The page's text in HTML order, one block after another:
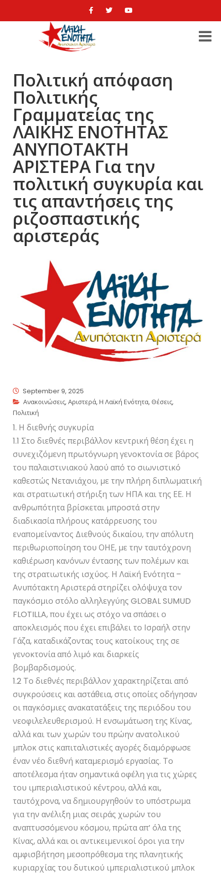
Πολιτική απόφαση
Πολιτικής
Γραμματείας της
ΛΑΙΚΗΣ ΕΝΟΤΗΤΑΣ
ΑΝΥΠΟΤΑΚΤΗ
ΑΡΙΣΤΕΡΑ Για την
πολιτική συγκυρία και
τις απαντήσεις της
ριζοσπαστικής
αριστεράς
September 9, 2025
Ανακοινώσεις,Αριστερά,Η Λαϊκή Ενότητα, Θέσεις,
Πολιτική
1. Η διεθνής συγκυρία
1.1 Στο διεθνές περιβάλλον κεντρική θέση έχει η
συνεχιζόμενη πρωτόγνωρη γενοκτονία σε βάρος
του παλαιστινιακού λαού από το σιωνιστικό
καθεστώς Νετανιάχου, με την πλήρη διπλωματική
και στρατιωτική στήριξη των ΗΠΑ και της ΕΕ. Η
ανθρωπότητα βρίσκεται μπροστά στην
διαδικασία πλήρους κατάρρευσης του
εναπομείναντος Διεθνούς δικαίου, την απόλυτη
περιθωριοποίηση του ΟΗΕ, με την ταυτόχρονη
καθιέρωση κανόνων έντασης των πολέμων και
της στρατιωτικής ισχύος. Η Λαϊκή Ενότητα –
Ανυπότακτη Αριστερά στηρίζει ολόψυχα τον
παγκόσμιο στόλο αλληλεγγύης GLOBAL SUMUD
FLOTILLA, που έχει ως στόχο να σπάσει ο
αποκλεισμός που έχει επιβάλει το Ισραήλ στην
Γάζα, καταδικάζοντας τους κατοίκους της σε
γενοκτονία από λιμό και διαρκείς
βομβαρδισμούς.
1.2 Το διεθνές περιβάλλον χαρακτηρίζεται από
συγκρούσεις και αστάθεια, στις οποίες οδήγησαν
οι παγκόσμιες ανακατατάξεις της περιόδου του
νεοφιλελευθερισμού. Η ενσωμάτωση της Κίνας,
αλλά και των χωρών του πρώην ανατολικού
μπλοκ στις καπιταλιστικές αγορές διαμόρφωσε
έναν νέο διεθνή καταμερισμό εργασίας. Το
αποτέλεσμα ήταν σημαντικά οφέλη για τις χώρες
του ιμπεριαλιστικού κέντρου, αλλά και,
ταυτόχρονα, να δημιουργηθούν το υπόστρωμα
για την ανέλιξη μιας σειράς χωρών του
αναπτυσσόμενου κόσμου, πρώτα απ’ όλα της
Κίνας, αλλά και οι αντικειμενικοί όροι για την
αμφισβήτηση μεσοπρόθεσμα της πλανητικής
κυριαρχίας του δυτικού ιμπεριαλιστικού μπλοκ